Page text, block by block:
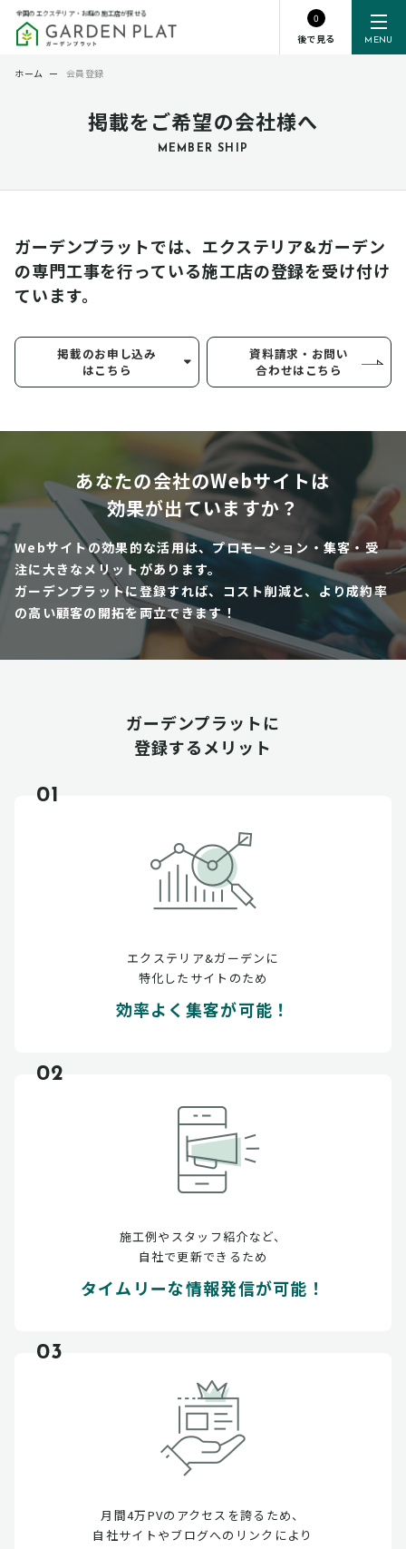
MENU
全国のエクステリア・お庭の施工店が探せる
0
後で見る
掲載をご希望の会社様へ
MEMBER SHIP
ホーム ー 会員登録
ガーデンプラットでは、エクステリア&ガーデン
の専門工事を行っている施工店の登録を受け付け
ています。
掲載のお申し込み
はこちら
資料請求・お問い
合わせはこちら
あなたの会社のWebサイトは
効果が出ていますか？
Webサイトの効果的な活用は、プロモーション・集客・受
注に大きなメリットがあります。
ガーデンプラットに登録すれば、コスト削減と、より成約率
の高い顧客の開拓を両立できます！
ガーデンプラットに
登録するメリット
01
エクステリア&ガーデンに
特化したサイトのため
効率よく集客が可能！
02
施工例やスタッフ紹介など、
自社で更新できるため
タイムリーな情報発信が可能！
03
月間4万PVのアクセスを誇るため、
自社サイトやブログへのリンクにより